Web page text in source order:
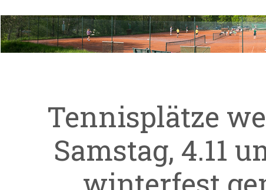
Tennisplätze
Samstag, 4.11